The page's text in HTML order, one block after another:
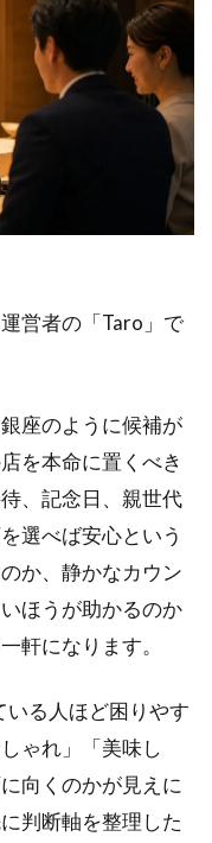
営者の「Taro」で
座のように候補が
を本命に置くべき
、記念日、親世代
選べば安心という
か、静かなカウン
ほうが助かるのか
軒になります。
いる人ほど困りやす
ゃれ」「美味し
向くのかが見えに
判断軸を整理した